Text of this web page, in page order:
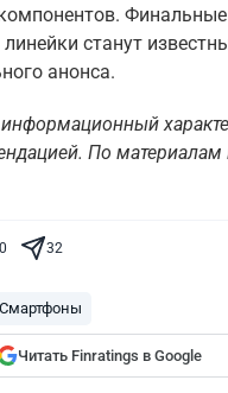
станут
анонса.
По материалам
0 32
Смартфоны
Читать Finratings в Google
показываться вам